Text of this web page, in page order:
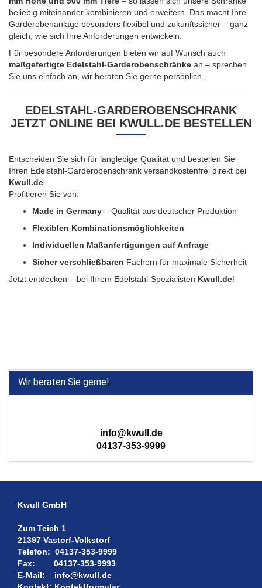
beliebig miteinander kombinieren und erweitern. Das macht Ihre
Garderobenanlage besonders flexibel und zukunftssicher – ganz
gleich, wie sich Ihre Anforderungen entwickeln.
Für besondere Anforderungen bieten wir auf Wunsch auch
maßgefertigte Edelstahl-Garderobenschränke an – sprechen
Sie uns einfach an, wir beraten Sie gerne persönlich.
EDELSTAHL-GARDEROBENSCHRANK
JETZT ONLINE BEI KWULL.DE BESTELLEN
Entscheiden Sie sich für langlebige Qualität und bestellen Sie
Ihren Edelstahl-Garderobenschrank versandkostenfrei direkt bei
Kwull.de
Profitieren Sie von:
Made in Germany – Qualität aus deutscher Produktion
Flexiblen Kombinationsmöglichkeiten
Individuellen Maßanfertigungen auf Anfrage
Sicher verschließbaren Fächern für maximale Sicherheit
Jetzt entdecken – bei Ihrem Edelstahl-Spezialisten Kwull.de!
Wir beraten Sie gerne!
info@kwull.de
04137-353-9999
Kwull GmbH
Zum Teich 1
21397 Vastorf-Volkstorf
Telefon: 04137-353-9999
Fax: 04137-353-9993
E-Mail:
info@kwull.de